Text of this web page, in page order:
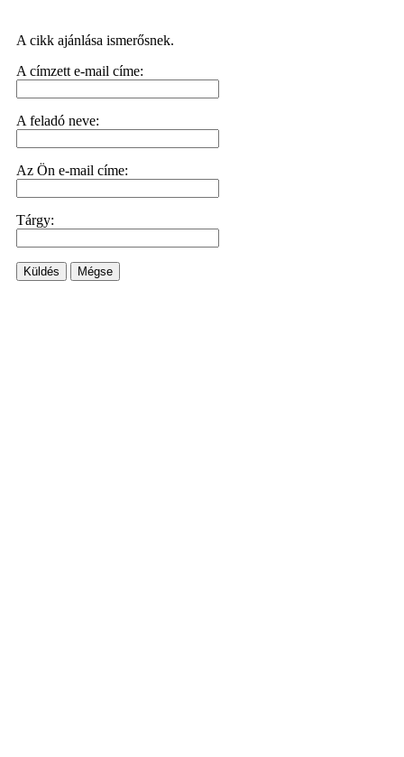
A cikk ajánlása ismerősnek.
A címzett e-mail címe:
A feladó neve:
Az Ön e-mail címe:
Tárgy:
Küldés Mégse